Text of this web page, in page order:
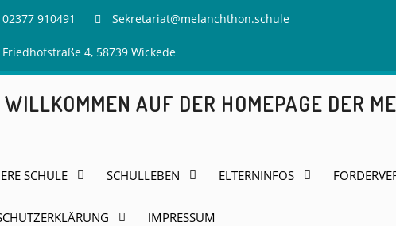
02377 910491 Sekretariat@melanchthon.schule
Friedhofstraße 4, 58739 Wickede
AUF DER HOMEPAGE DER
SCHULE SCHULLEBEN ELTERNINFOS
IMPRESSUM